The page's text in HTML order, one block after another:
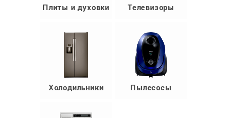
Плиты и духовки Телевизоры
Холодильники Пылесосы